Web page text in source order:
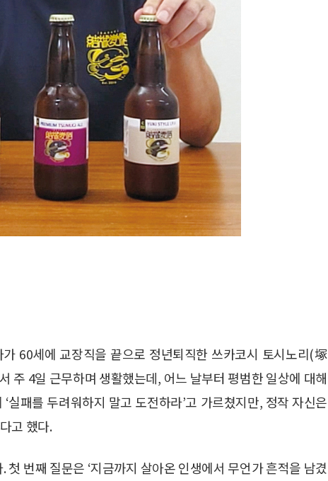
60세에 교장직을 끝으로 정년퇴직한 쓰카코시 토시노리(塚
주 4일 근무하며 생활했는데, 어느 날부터 평범한 일상에 대해
실패를 두려워하지 말고 도전하라’고 가르쳤지만, 정작 자신은
고 했다.
번째 질문은 ‘지금까지 살아온 인생에서 무언가 흔적을 남겼